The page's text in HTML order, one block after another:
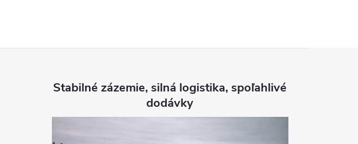
Stabilné zázemie, silná logistika, spoľahlivé
dodávky